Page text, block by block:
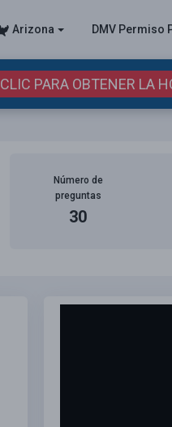
Arizona DMV Permiso
CLIC PARA OBTENER LA
Número de
preguntas
30